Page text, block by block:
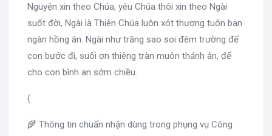
Nguyện xin theo Chúa, yêu Chúa thôi xin theo Ngài
suốt đời, Ngài là Thiên Chúa luôn xót thương tuôn ban
ngàn hồng ân. Ngài như trăng sao soi đêm trường để
con bước đi, suối ơn thiêng tràn muôn thánh ân, để
cho con bình an sớm chiều.
(
🌾 Thông tin chuẩn nhận dùng trong phụng vụ Công